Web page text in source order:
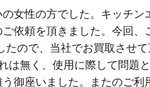
女性の方でした。キッチ
依頼を頂きました。今回
ので、当社でお買取させ
は無く、使用に際して問題
御座いました。またのご利